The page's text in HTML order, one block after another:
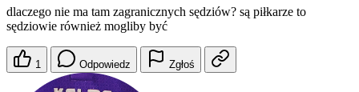
dlaczego nie ma tam zagranicznych sędziów? są piłkarze to
sędziowie również mogliby być
1 Odpowiedz Zgłoś